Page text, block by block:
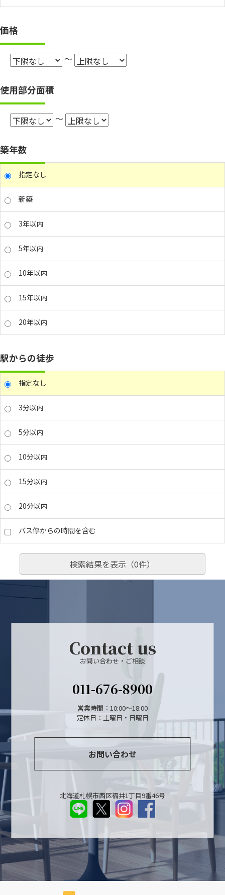
価格
～
使用部分面積
～
築年数
指定なし
新築
3年以内
5年以内
10年以内
15年以内
20年以内
駅からの徒歩
指定なし
3分以内
5分以内
10分以内
15分以内
20分以内
バス停からの時間を含む
検索結果を表示（0件）
Contact us
お問い合わせ・ご相談
011-676-8900
営業時間：10:00～18:00
定休日：土曜日・日曜日
お問い合わせ
北海道札幌市西区福井1丁目9番46号